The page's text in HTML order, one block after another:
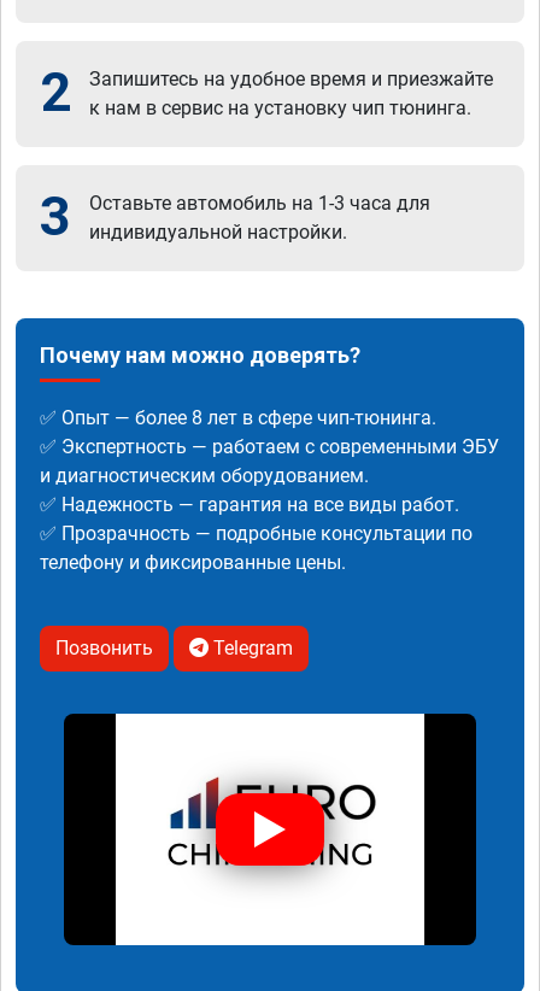
2
Запишитесь на удобное время и приезжайте
к нам в сервис на установку чип тюнинга.
3
Оставьте автомобиль на 1-3 часа для
индивидуальной настройки.
Почему нам можно доверять?
✅ Опыт — более 8 лет в сфере чип-тюнинга.
✅ Экспертность — работаем с современными ЭБУ
и диагностическим оборудованием.
✅ Надежность — гарантия на все виды работ.
✅ Прозрачность — подробные консультации по
телефону и фиксированные цены.
Позвонить Telegram